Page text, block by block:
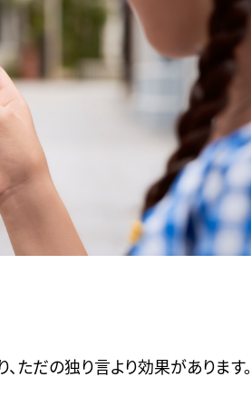
ただの独り言より効果があります。